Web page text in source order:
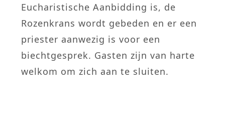
Eucharistische Aanbidding is, de
Rozenkrans wordt gebeden en er een
priester aanwezig is voor een
biechtgesprek. Gasten zijn van harte
welkom om zich aan te sluiten.